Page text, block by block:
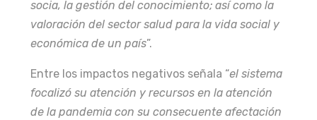
socia, la gestión del conocimiento; así como la
valoración del sector salud para la vida social y
económica de un país”.
Entre los impactos negativos señala “el sistema
focalizó su atención y recursos en la atención
de la pandemia con su consecuente afectación